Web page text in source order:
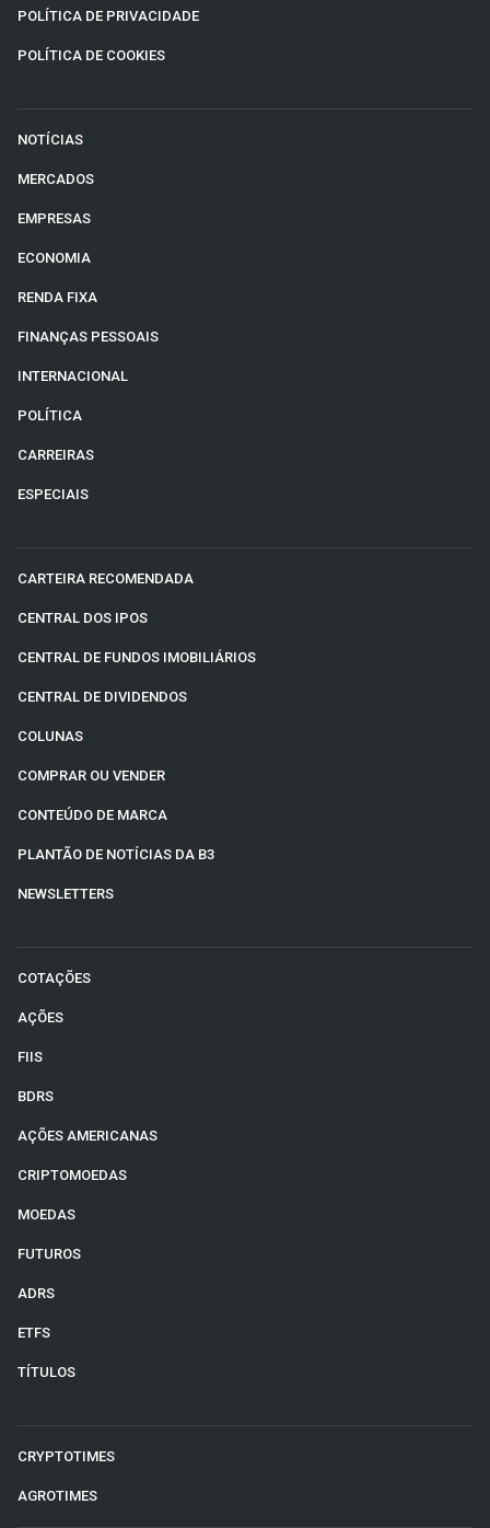
POLÍTICA DE PRIVACIDADE
POLÍTICA DE COOKIES
NOTÍCIAS
MERCADOS
EMPRESAS
ECONOMIA
RENDA FIXA
FINANÇAS PESSOAIS
INTERNACIONAL
POLÍTICA
CARREIRAS
ESPECIAIS
CARTEIRA RECOMENDADA
CENTRAL DOS IPOS
CENTRAL DE FUNDOS IMOBILIÁRIOS
CENTRAL DE DIVIDENDOS
COLUNAS
COMPRAR OU VENDER
CONTEÚDO DE MARCA
PLANTÃO DE NOTÍCIAS DA B3
NEWSLETTERS
COTAÇÕES
AÇÕES
FIIS
BDRS
AÇÕES AMERICANAS
CRIPTOMOEDAS
MOEDAS
FUTUROS
ADRS
ETFS
TÍTULOS
CRYPTOTIMES
AGROTIMES